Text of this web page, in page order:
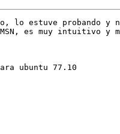
lo estuve probando y
es muy intuitivo y
ubuntu 77.10